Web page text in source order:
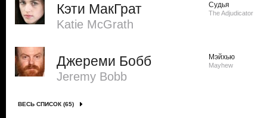
Кэти МакГрат
Katie McGrath
Судья
The Adjudicator
Джереми Бобб
Jeremy Bobb
Мэйхью
Mayhew
ВЕСЬ СПИСОК (65)